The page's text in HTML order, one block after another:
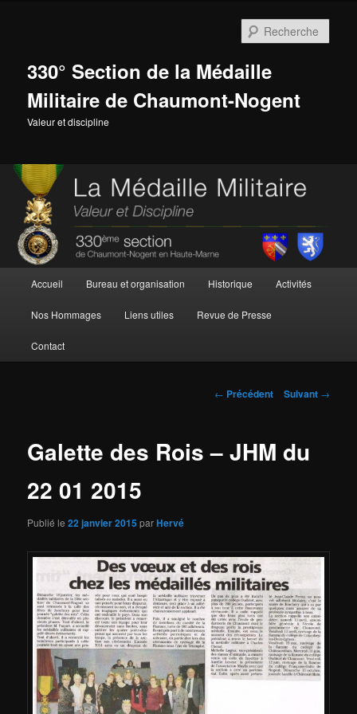
330° Section de la Médaille
Militaire de Chaumont-Nogent
Valeur et discipline
principal
Accueil Bureau et organisation Historique Activités
Nos Hommages Liens utiles Revue de Presse
Contact
Navigation
← Précédent Suivant →
Galette des Rois – JHM du
22 01 2015
Publié le22 janvier 2015 parHervé